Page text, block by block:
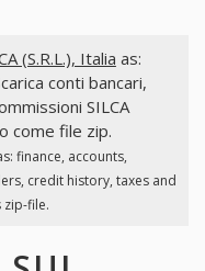
(S.R.L.), Italia as:
conti bancari,
SILCA
come file zip.
finance, accounts,
credit history, taxes and
zip-file.